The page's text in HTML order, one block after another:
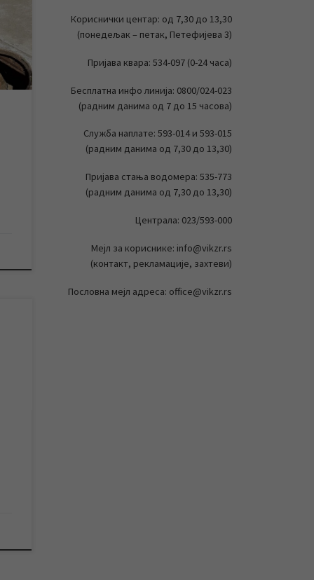
Кориснички центар: од 7,30 до 13,30
(понедељак – петак, Петефијева 3)
Пријава квара: 534-097 (0-24 часа)
Бесплатна инфо линија: 0800/024-023
(радним данима од 7 до 15 часова)
Служба наплате: 593-014 и 593-015
(радним данима од 7,30 до 13,30)
Пријава стања водомера: 535-773
(радним данима од 7,30 до 13,30)
Централа: 023/593-000
Мејл за кориснике: info@vikzr.rs
(контакт, рекламације, захтеви)
Пословна мејл адреса: office@vikzr.rs